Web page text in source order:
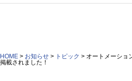
HOME > お知らせ > トピック > オートメーショ
掲載されました！